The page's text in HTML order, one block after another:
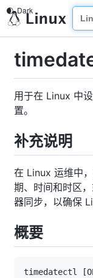
用于在 Linux 中
置。
补充说明
在 Linux 运维中
期、时间和时区
器同步，以确保
概要
timedatectl [